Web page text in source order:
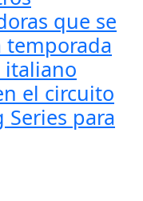
que se
temporada
italiano
el circuito
para